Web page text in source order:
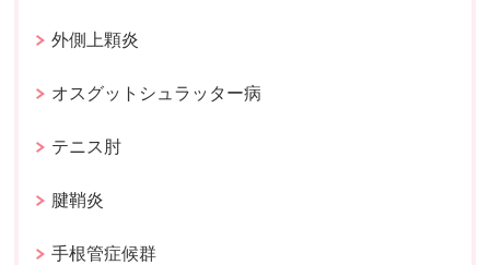
外側上顆炎
オスグットシュラッター病
テニス肘
腱鞘炎
手根管症候群